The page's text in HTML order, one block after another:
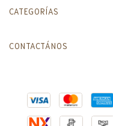
CATEGORÍAS
CONTACTÁNOS